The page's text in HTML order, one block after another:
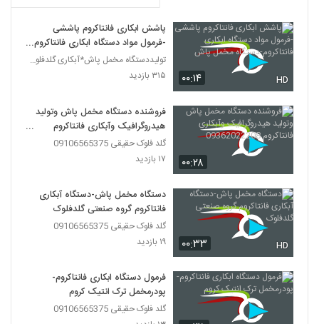
۰۰:۱۴ HD
پاشش ابکاری فانتاکروم پاششی
-فرمول مواد دستگاه ابکاری فانتاکروم-
دستگاه مخمل پاش
تولیددستگاه مخمل پاش*آبکاری گلدفلوک 09106565375
۳۱۵ بازدید
۰۰:۲۸
فروشنده دستگاه مخمل پاش وتولید
هیدروگرافیک وآبکاری فانتاکروم
09362022208
گلد فلوک حقیقی 09106565375
۱۷ بازدید
۰۰:۳۳ HD
دستگاه مخمل پاش-دستگاه آبکاری
فانتاکروم گروه صنعتی گلدفلوک
گلد فلوک حقیقی 09106565375
۱۹ بازدید
فرمول دستگاه ابکاری فانتاکروم-
پودرمخمل ترک انتیک کروم
گلد فلوک حقیقی 09106565375